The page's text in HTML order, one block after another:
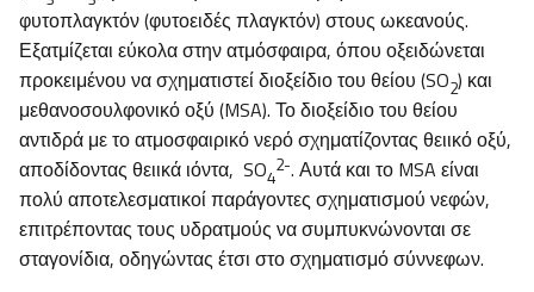
φυτοπλαγκτόν (φυτοειδές πλαγκτόν) στους ωκεανούς.
Εξατμίζεται εύκολα στην ατμόσφαιρα, όπου οξειδώνεται
προκειμένου να σχηματιστεί διοξείδιο του θείου (SO2) και
μεθανοσουλφονικό οξύ (MSA). Το διοξείδιο του θείου
αντιδρά με το ατμοσφαιρικό νερό σχηματίζοντας θειικό οξύ,
αποδίδοντας θειικά ιόντα, SO4
2-. Αυτά και το MSA είναι
πολύ αποτελεσματικοί παράγοντες σχηματισμού νεφών,
επιτρέποντας τους υδρατμούς να συμπυκνώνονται σε
σταγονίδια, οδηγώντας έτσι στο σχηματισμό σύννεφων.